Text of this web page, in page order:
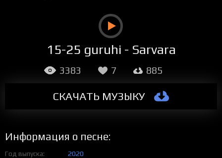
15-25 guruhi - Sarvara
СКАЧАТЬ МУЗЫКУ
3383 7 885
Информация о песне:
Год выпуска
2020